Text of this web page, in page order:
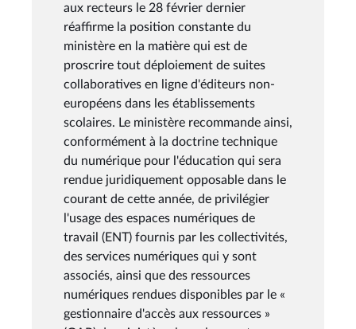
aux recteurs le 28 février dernier
réaffirme la position constante du
ministère en la matière qui est de
proscrire tout déploiement de suites
collaboratives en ligne d'éditeurs non-
européens dans les établissements
scolaires. Le ministère recommande ainsi,
conformément à la doctrine technique
du numérique pour l'éducation qui sera
rendue juridiquement opposable dans le
courant de cette année, de privilégier
l'usage des espaces numériques de
travail (ENT) fournis par les collectivités,
des services numériques qui y sont
associés, ainsi que des ressources
numériques rendues disponibles par le «
gestionnaire d'accès aux ressources »